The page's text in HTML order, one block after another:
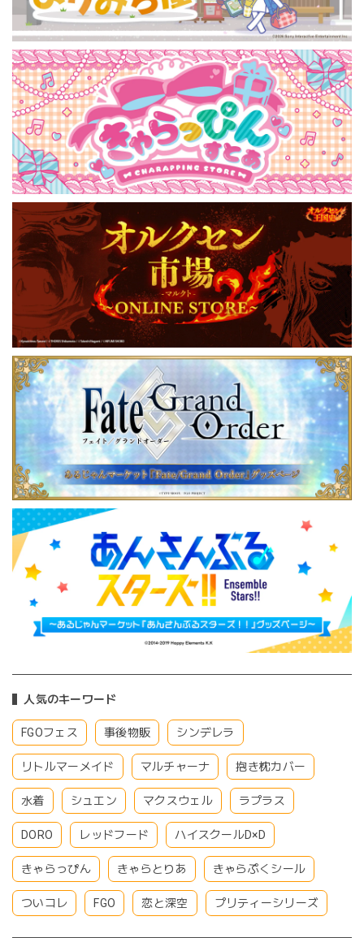
人気のキーワード
FGOフェス 事後物販 シンデレラ
リトルマーメイド マルチャーナ 抱き枕カバー
水着 シュエン マクスウェル ラプラス
DORO レッドフード ハイスクールD×D
きゃらっぴん きゃらとりあ きゃらぷくシール
ついコレ FGO 恋と深空 プリティーシリーズ